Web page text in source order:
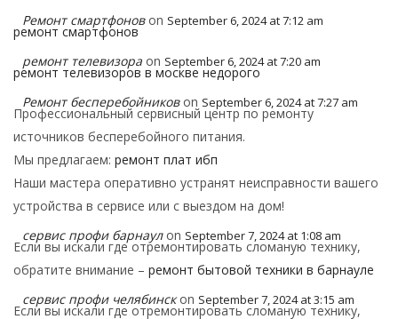
Ремонт смартфонов on September 6, 2024 at 7:12 am
ремонт смартфонов
ремонт телевизора on September 6, 2024 at 7:20 am
ремонт телевизоров в москве недорого
Ремонт бесперебойников on September 6, 2024 at 7:27 am
Профессиональный сервисный центр по ремонту
источников бесперебойного питания.
Мы предлагаем: ремонт плат ибп
Наши мастера оперативно устранят неисправности вашего
устройства в сервисе или с выездом на дом!
сервис профи барнаул on September 7, 2024 at 1:08 am
Если вы искали где отремонтировать сломаную технику,
обратите внимание – ремонт бытовой техники в барнауле
сервис профи челябинск on September 7, 2024 at 3:15 am
Если вы искали где отремонтировать сломаную технику,